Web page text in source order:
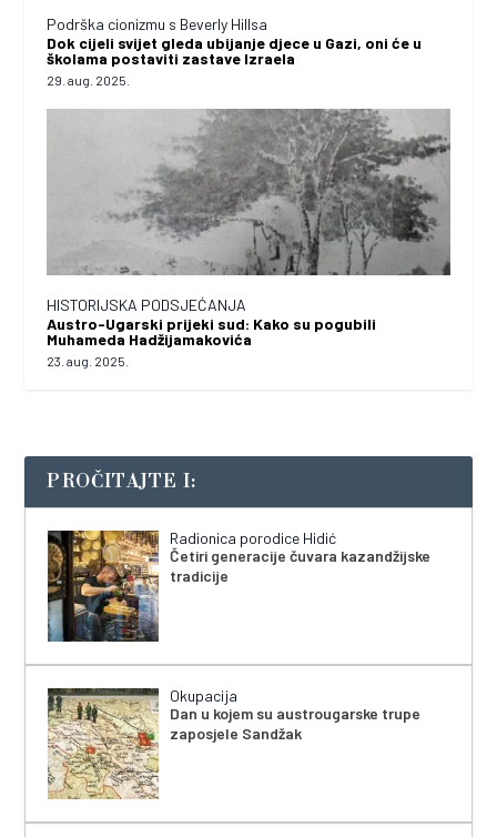
Podrška cionizmu s Beverly Hillsa
Dok cijeli svijet gleda ubijanje djece u Gazi, oni će u
školama postaviti zastave Izraela
29. aug. 2025.
HISTORIJSKA PODSJEĆANJA
Austro-Ugarski prijeki sud: Kako su pogubili
Muhameda Hadžijamakovića
23. aug. 2025.
PROČITAJTE I:
Radionica porodice Hidić
Četiri generacije čuvara kazandžijske
tradicije
Okupacija
Dan u kojem su austrougarske trupe
zaposjele Sandžak